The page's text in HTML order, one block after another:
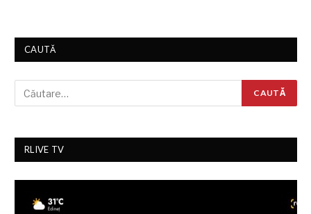
CAUTĂ
RLIVE TV